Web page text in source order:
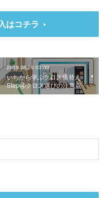
はコチラ
2019.08.26 03:00
いちから学ぶクロス張替え
Step④クロス選びの注意点